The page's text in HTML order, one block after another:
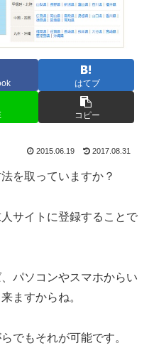
はてブ
コピー
2015.06.19 2017.08.31
を取っていますか？
サイトに登録することで
パソコンやスマホからい
ますからね。
でもそれが可能です。